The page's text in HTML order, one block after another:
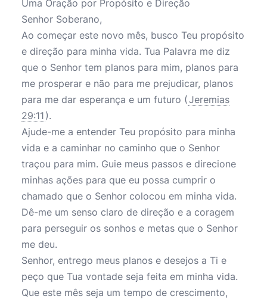
Uma Oração por Propósito e Direção
Senhor Soberano,
Ao começar este novo mês, busco Teu propósito
e direção para minha vida. Tua Palavra me diz
que o Senhor tem planos para mim, planos para
me prosperar e não para me prejudicar, planos
para me dar esperança e um futuro (Jeremias
29:11 ).
Ajude-me a entender Teu propósito para minha
vida e a caminhar no caminho que o Senhor
traçou para mim. Guie meus passos e direcione
minhas ações para que eu possa cumprir o
chamado que o Senhor colocou em minha vida.
Dê-me um senso claro de direção e a coragem
para perseguir os sonhos e metas que o Senhor
me deu.
Senhor, entrego meus planos e desejos a Ti e
peço que Tua vontade seja feita em minha vida.
Que este mês seja um tempo de crescimento,